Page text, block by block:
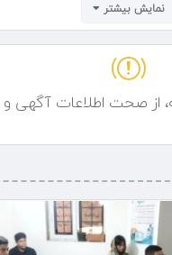
نمایش بیشتر
از صحت اطلاعات